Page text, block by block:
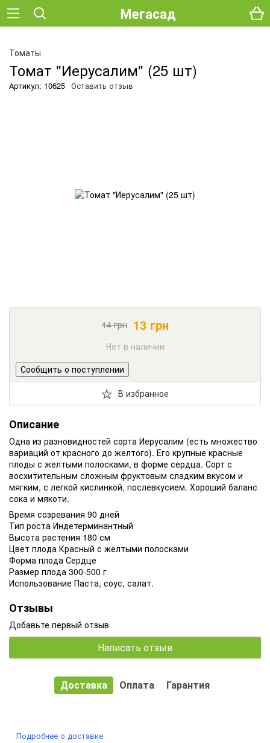
Мегасад
Томаты
Томат "Иерусалим" (25 шт)
Артикул: 10625 Оставить отзыв
14грн 13грн
Нет в наличии
Сообщить о поступлении
В избранное
Описание
Одна из разновидностей сорта Иерусалим (есть множество
вариаций от красного до желтого). Его крупные красные
плоды с желтыми полосками, в форме сердца. Сорт с
восхитительным сложным фруктовым сладким вкусом и
мягким, с легкой кислинкой, послевкусием. Хороший баланс
сока и мякоти.
Время созревания 90 дней
Тип роста Индетерминантный
Высота растения 180 см
Цвет плода Красный с желтыми полосками
Форма плода Сердце
Размер плода 300-500 г
Использование Паста, соус, салат.
Отзывы
Добавьте первый отзыв
Написать отзыв
Доставка Оплата Гарантия
Подробнее о доставке